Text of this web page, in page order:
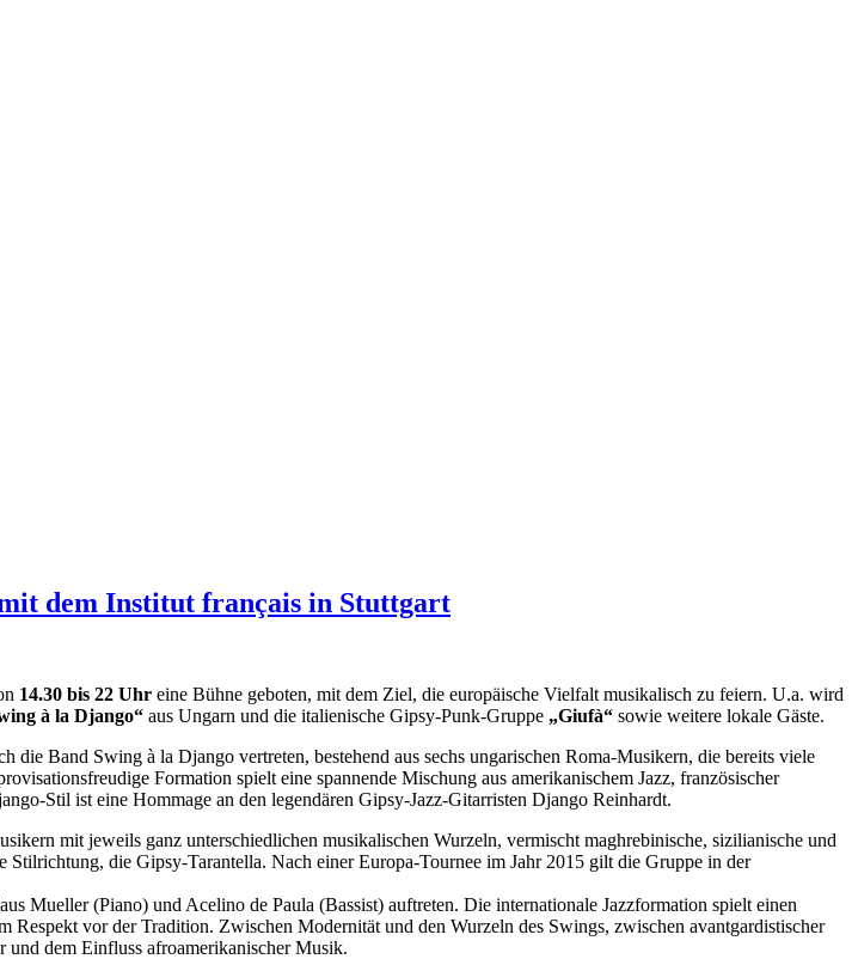
dem Institut français in Stuttgart
14.30 bis 22 Uhr eine Bühne geboten, mit dem Ziel, die europäische Vielfalt musikalisch zu feiern. U.a. wird
à la Django“ aus Ungarn und die italienische Gipsy-Punk-Gruppe „Giufà“ sowie weitere lokale Gäste.
die Band Swing à la Django vertreten, bestehend aus sechs ungarischen Roma-Musikern, die bereits viele
Formation spielt eine spannende Mischung aus amerikanischem Jazz, französischer
Stil ist eine Hommage an den legendären Gipsy-Jazz-Gitarristen Django Reinhardt.
mit jeweils ganz unterschiedlichen musikalischen Wurzeln, vermischt maghrebinische, sizilianische und
die Gipsy-Tarantella. Nach einer Europa-Tournee im Jahr 2015 gilt die Gruppe in der
Mueller (Piano) und Acelino de Paula (Bassist) auftreten. Die internationale Jazzformation spielt einen
Respekt vor der Tradition. Zwischen Modernität und den Wurzeln des Swings, zwischen avantgardistischer
dem Einfluss afroamerikanischer Musik.